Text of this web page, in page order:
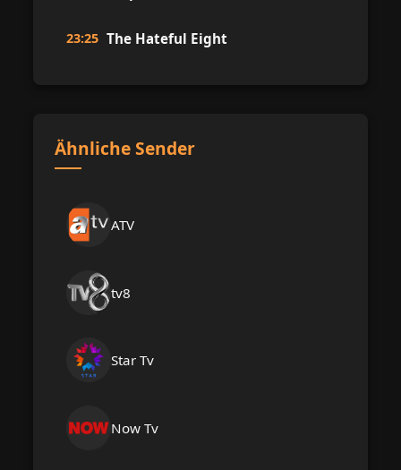
23:25 The Hateful Eight
Ähnliche Sender
ATV
tv8
Star Tv
Now Tv